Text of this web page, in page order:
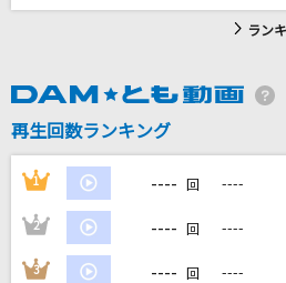
DAMの新曲・ランキ
ラン
再生回数ランキング
1 ---- 回 ----
2 ---- 回 ----
3 ---- 回 ----